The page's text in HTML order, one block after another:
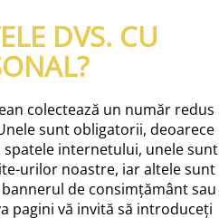
DVS. CU
colectează un număr redus
sunt obligatorii, deoarece
internetului, unele sunt
urilor noastre, iar altele sunt
de consimțământ sau
pagini vă invită să introduceți